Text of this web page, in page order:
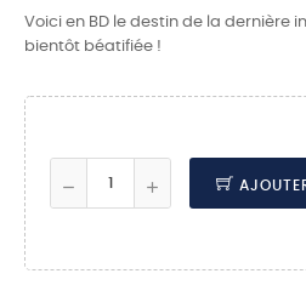
Voici en BD le destin de la dernière
bientôt béatifiée !